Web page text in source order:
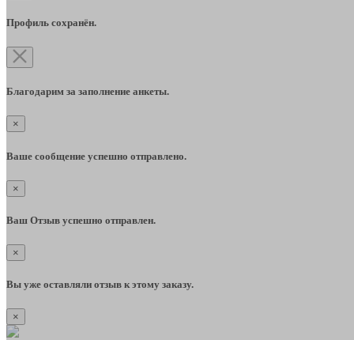
Профиль сохранён.
Благодарим за заполнение анкеты.
×
Ваше сообщение успешно отправлено.
×
Ваш Отзыв успешно отправлен.
×
Вы уже оставляли отзыв к этому заказу.
×